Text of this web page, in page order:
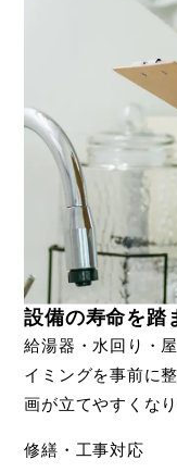
設備の寿命を踏
給湯器・水回り・
イミングを事前に
画が立てやすくなり
修繕・工事対応